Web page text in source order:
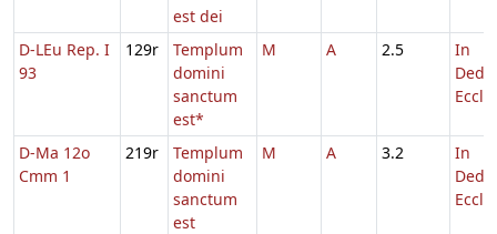
est dei
D-LEu Rep. I
93
129r
Templum
domini
sanctum
est*
M A 2.5
In
Eccl.
D-Ma 12o
Cmm 1
219r
Templum
domini
sanctum
est
M A 3.2
In
Eccl.